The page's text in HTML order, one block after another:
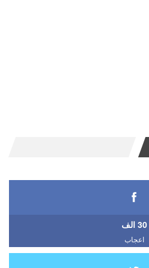
30 الف
اعجاب